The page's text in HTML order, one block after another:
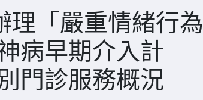
理「嚴重情緒行為
病早期介入計
門診服務概況